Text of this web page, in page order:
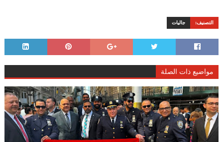
التصنيف: جاليات
مواضيع ذات الصلة